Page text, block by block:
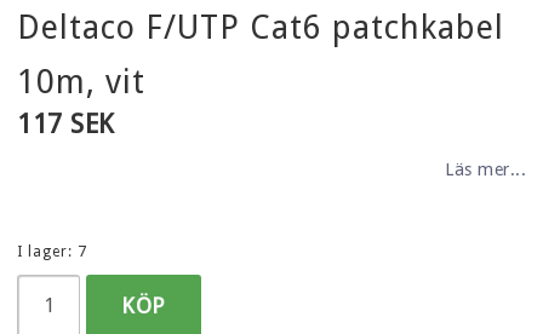
Deltaco F/UTP Cat6 patchkabel
10m, vit
117 SEK
Läs mer...
I lager: 7
KÖP